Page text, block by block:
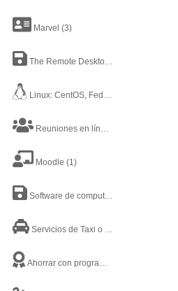
Marvel (3)
The Remote Desktop Software
Linux: CentOS, Fedora, RedHat
Reuniones en línea
Moodle (1)
Software de computadora
Servicios de Taxi o Movilidad Privada
Ahorrar con programas de lealtad e incentivos